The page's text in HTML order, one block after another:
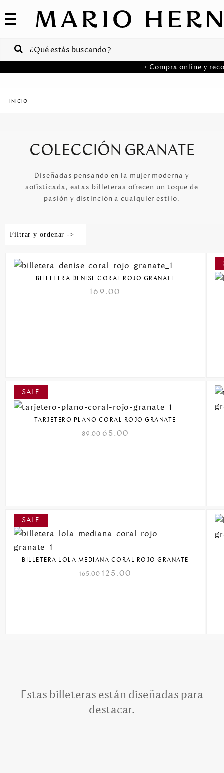
COLECCIONES
VENTAS
Costa
Venezuela
• Compra online y
COLECCIÓN GRANATE
Diseñadas pensando en la mujer moderna y
sofisticada, estas billeteras ofrecen un toque de
pasión y distinción a cualquier estilo.
Filtrar y ordenar ->
BILLETERA DENISE CORAL ROJO GRANATE
169.00
TARJETERO PLANO CORAL ROJO GRANATE
89.0065.00
BILLETERA LOLA MEDIANA CORAL ROJO GRANATE
165.00125.00
Estas billeteras están diseñadas para
destacar.